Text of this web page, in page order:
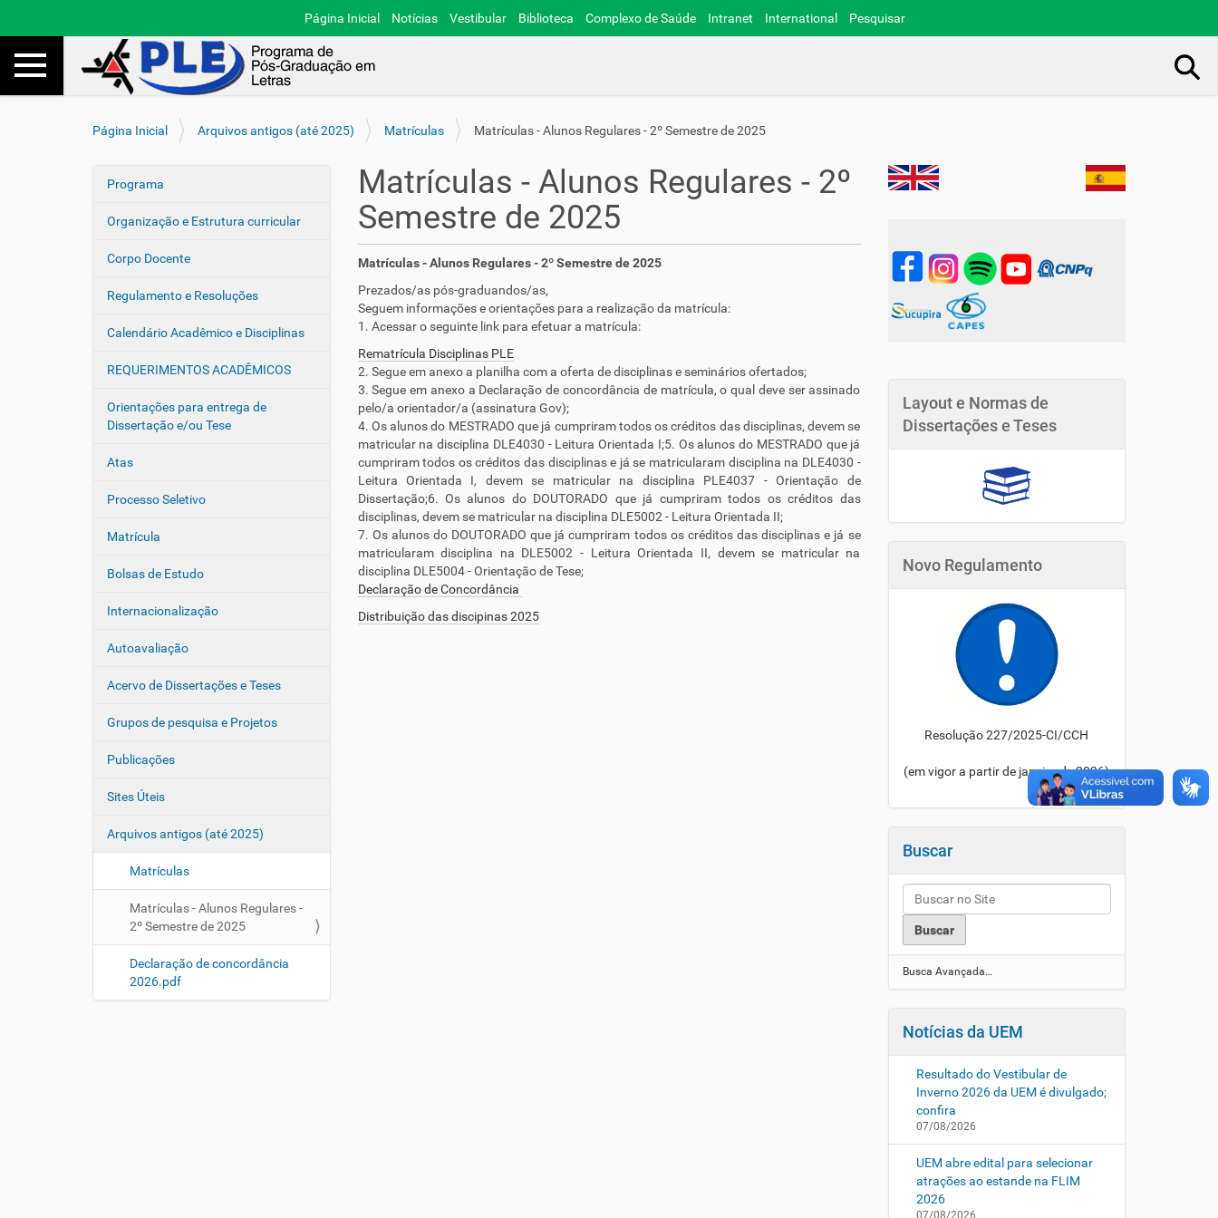
Página Inicial Notícias Vestibular Biblioteca Complexo de Saúde Intranet International Pesquisar
Toggle navigation Busca
V
Página Inicial Arquivos antigos (até 2025) Matrículas Matrículas - Alunos Regulares - 2º Semestre de 2025
N
e
a
ç
o
Programa
Organização e Estrutura curricular
Corpo Docente
Regulamento e Resoluções
Calendário Acadêmico e Disciplinas
REQUERIMENTOS ACADÊMICOS
Orientações para entrega de
Dissertação e/ou Tese
Atas
Processo Seletivo
Matrícula
Bolsas de Estudo
Internacionalização
Autoavaliação
Acervo de Dissertações e Teses
Grupos de pesquisa e Projetos
Publicações
Sites Úteis
Arquivos antigos (até 2025)
Matrículas
Matrículas - Alunos Regulares -
2º Semestre de 2025
Declaração de concordância
2026.pdf
Matrículas - Alunos Regulares - 2º
Semestre de 2025
Matrículas - Alunos Regulares - 2º Semestre de 2025
Prezados/as pós-graduandos/as,
Seguem informações e orientações para a realização da matrícula:
1. Acessar o seguinte link para efetuar a matrícula:
Rematrícula Disciplinas PLE
2. Segue em anexo a planilha com a oferta de disciplinas e seminários ofertados;
3. Segue em anexo a Declaração de concordância de matrícula, o qual deve ser assinado
pelo/a orientador/a (assinatura Gov);
4. Os alunos do MESTRADO que já cumpriram todos os créditos das disciplinas, devem se
matricular na disciplina DLE4030 - Leitura Orientada I;5. Os alunos do MESTRADO que já
cumpriram todos os créditos das disciplinas e já se matricularam disciplina na DLE4030 -
Leitura Orientada I, devem se matricular na disciplina PLE4037 - Orientação de
Dissertação;6. Os alunos do DOUTORADO que já cumpriram todos os créditos das
disciplinas, devem se matricular na disciplina DLE5002 - Leitura Orientada II;
7. Os alunos do DOUTORADO que já cumpriram todos os créditos das disciplinas e já se
matricularam disciplina na DLE5002 - Leitura Orientada II, devem se matricular na
disciplina DLE5004 - Orientação de Tese;
Declaração de Concordância
Distribuição das discipinas 2025
Layout e Normas de
Dissertações e Teses
Novo Regulamento
Resolução 227/2025-CI/CCH
(em vigor a partir de janeiro de 2026)
Buscar
Busca Avançada…
Notícias da UEM
Resultado do Vestibular de
Inverno 2026 da UEM é divulgado;
confira
07/08/2026
UEM abre edital para selecionar
atrações ao estande na FLIM
2026
07/08/2026